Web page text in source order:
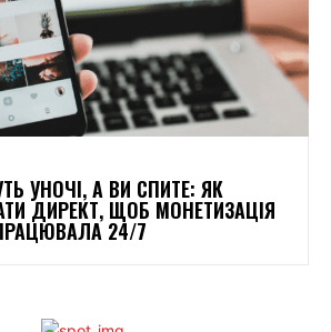
УНОЧІ, А ВИ СПИТЕ: ЯК
ДИРЕКТ, ЩОБ МОНЕТИЗАЦІЯ
ПРАЦЮВАЛА 24/7